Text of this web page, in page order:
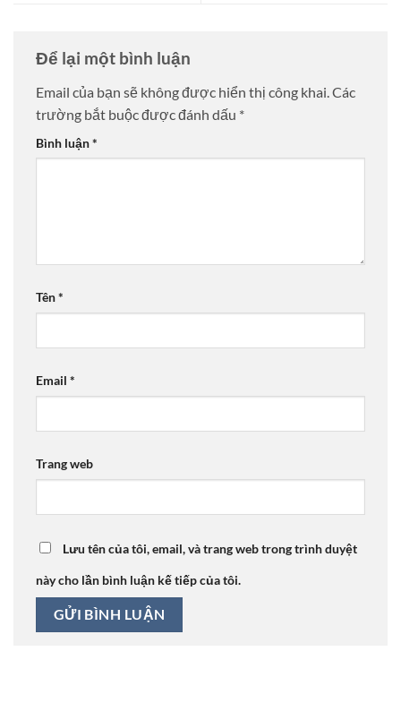
Để lại một bình luận
Email của bạn sẽ không được hiển thị công khai. Các
trường bắt buộc được đánh dấu *
Bình luận*
Tên*
Email *
Trang web
Lưu tên của tôi, email, và trang web trong trình duyệt
này cho lần bình luận kế tiếp của tôi.